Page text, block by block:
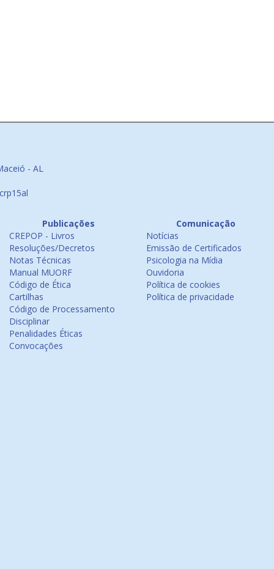
- AL
Publicações
CREPOP - Livros
Resoluções/Decretos
Notas Técnicas
Manual MUORF
Código de Ética
Cartilhas
Código de Processamento
Disciplinar
Penalidades Éticas
Convocações
Comunicação
Notícias
Emissão de Certificados
Psicologia na Mídia
Ouvidoria
Política de cookies
Política de privacidade